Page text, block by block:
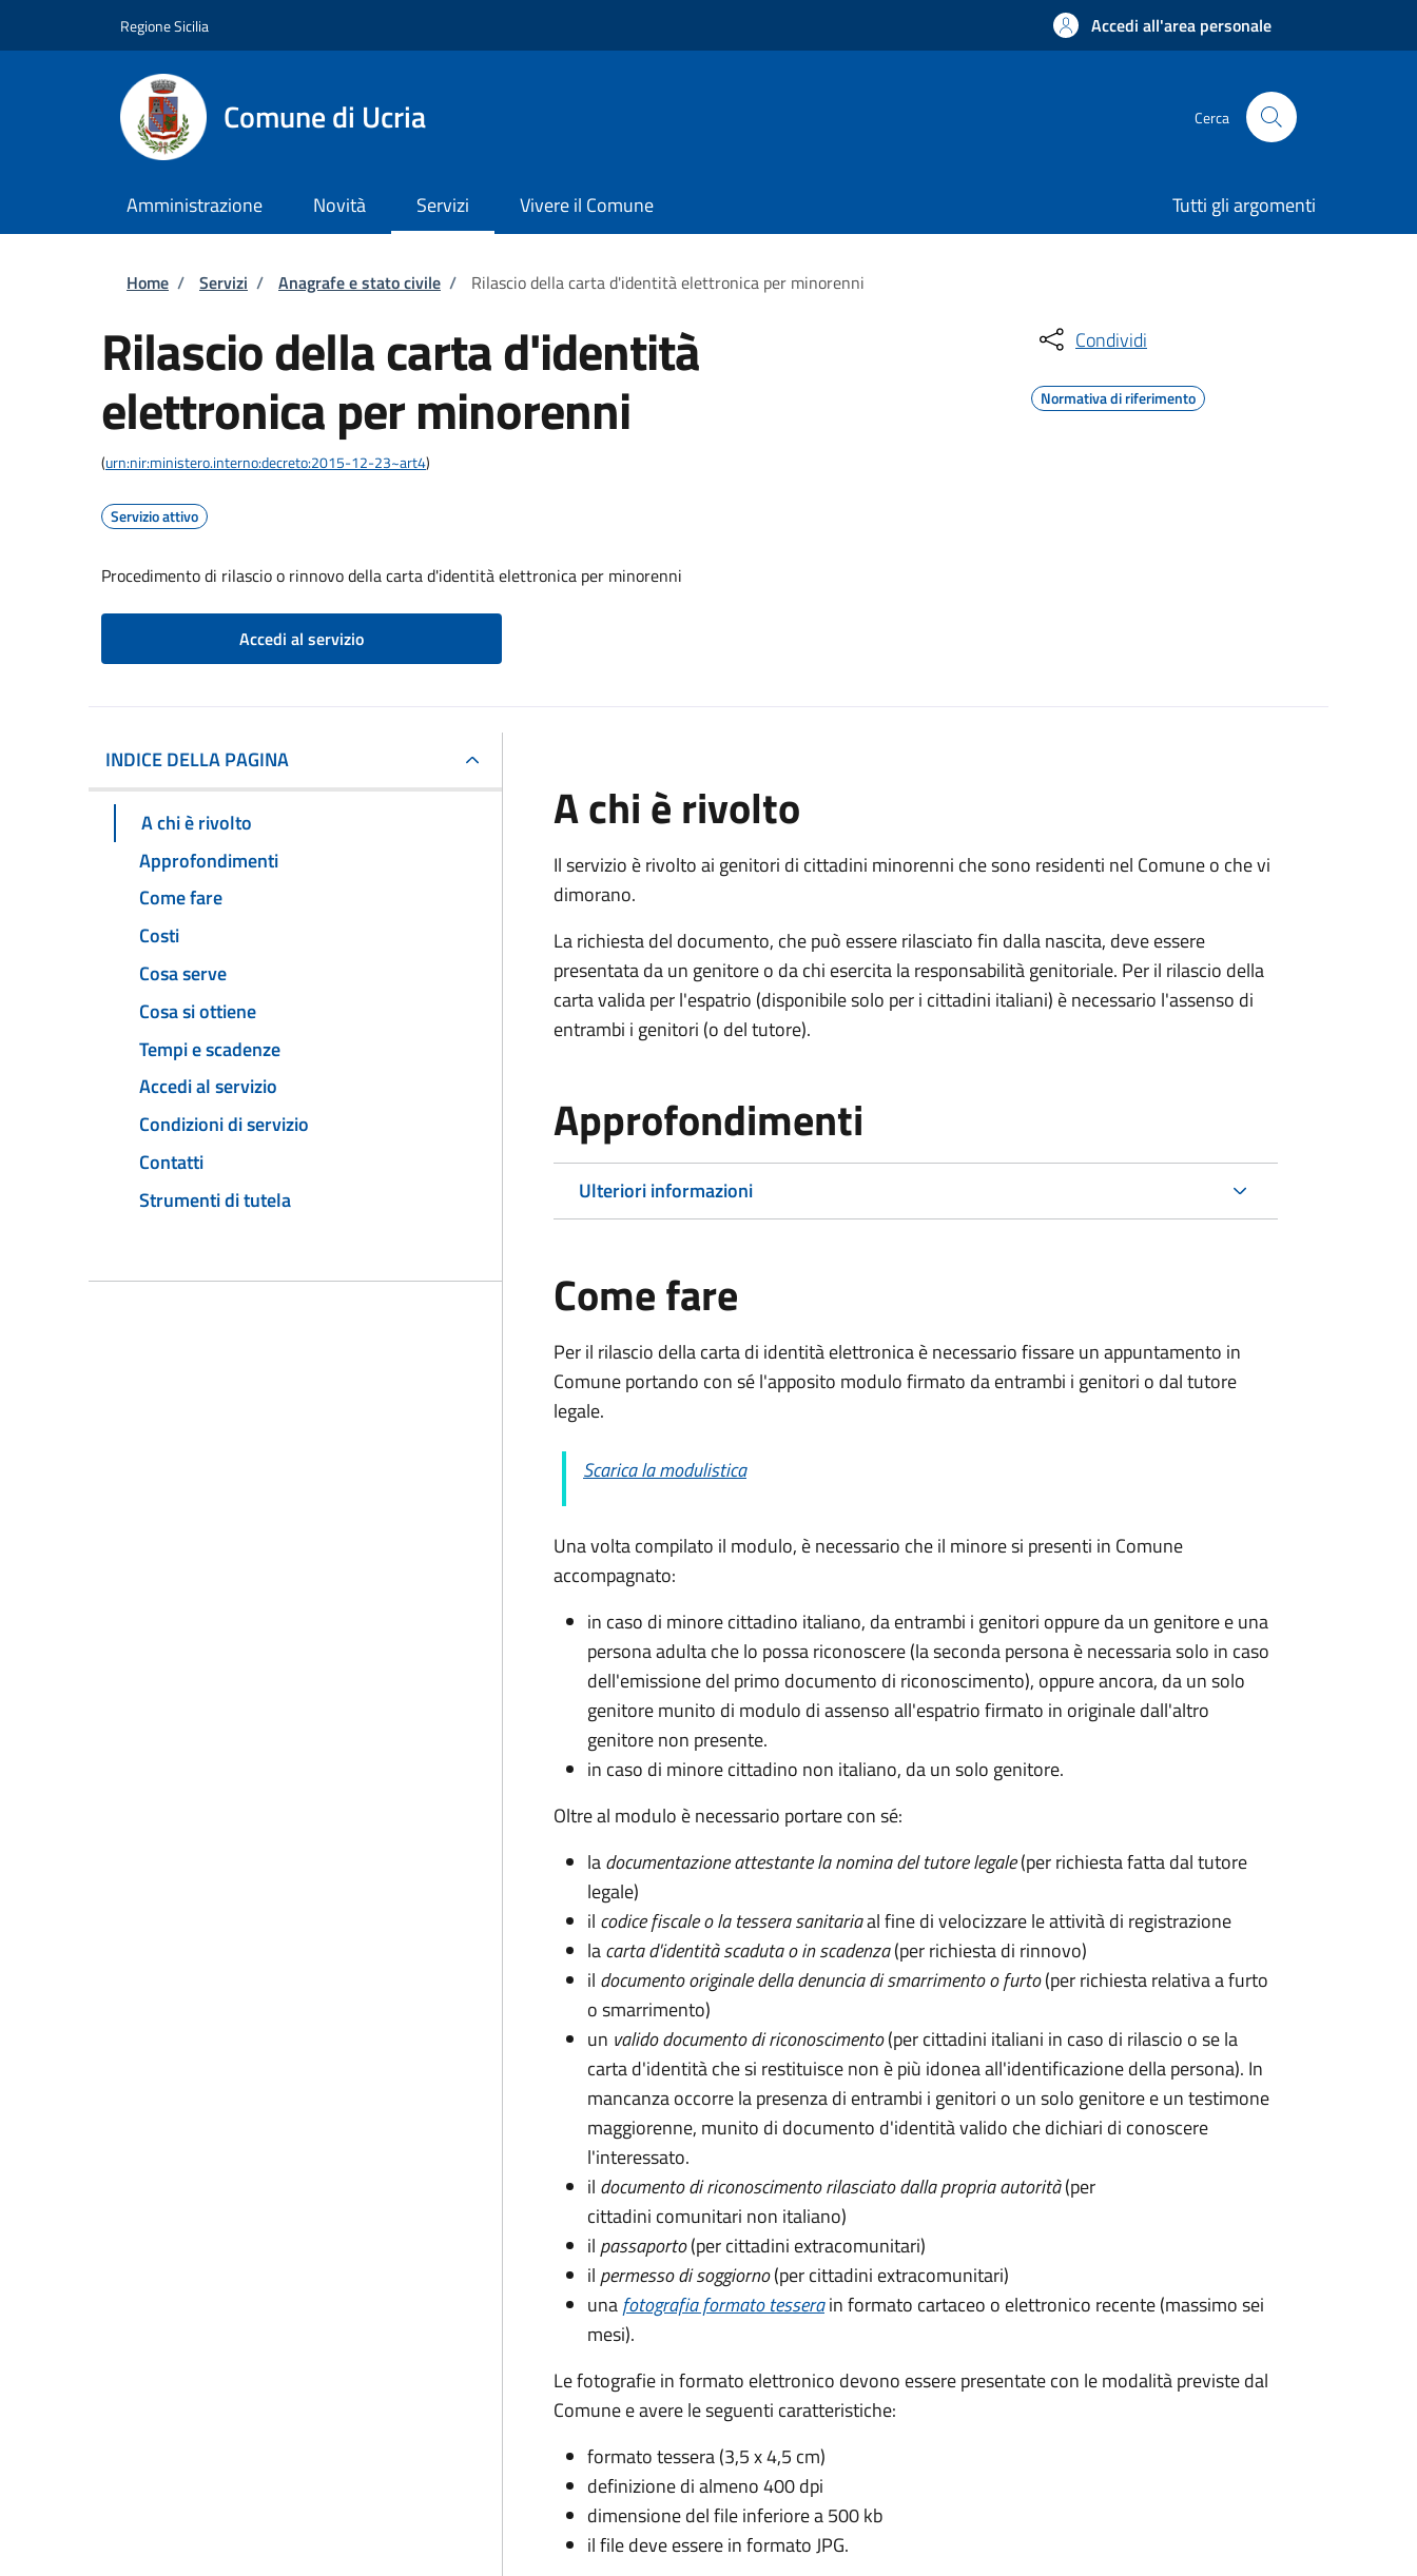
Regione Sicilia Accedi all'area personale
Comune di Ucria Cerca
Amministrazione Novità Servizi Vivere il Comune Tutti gli argomenti
Briciole di pane
Home / Servizi / Anagrafe e stato civile / Rilascio della carta d'identità elettronica per minorenni
Rilascio della carta d'identità
elettronica per minorenni
(urn:nir:ministero.interno:decreto:2015-12-23~art4)
Servizio attivo
Procedimento di rilascio o rinnovo della carta d'identità elettronica per minorenni
Accedi al servizio
Condividi
Normativa di riferimento
INDICE DELLA PAGINA
A chi è rivolto
Approfondimenti
Come fare
Costi
Cosa serve
Cosa si ottiene
Tempi e scadenze
Accedi al servizio
Condizioni di servizio
Contatti
Strumenti di tutela
A chi è rivolto
Il servizio è rivolto ai genitori di cittadini minorenni che sono residenti nel Comune o che vi
dimorano.
La richiesta del documento, che può essere rilasciato fin dalla nascita, deve essere
presentata da un genitore o da chi esercita la responsabilità genitoriale. Per il rilascio della
carta valida per l'espatrio (disponibile solo per i cittadini italiani) è necessario l'assenso di
entrambi i genitori (o del tutore).
Approfondimenti
Ulteriori informazioni
Come fare
Per il rilascio della carta di identità elettronica è necessario fissare un appuntamento in
Comune portando con sé l'apposito modulo firmato da entrambi i genitori o dal tutore
legale.
Scarica la modulistica
Una volta compilato il modulo, è necessario che il minore si presenti in Comune
accompagnato:
in caso di minore cittadino italiano, da entrambi i genitori oppure da un genitore e una
persona adulta che lo possa riconoscere (la seconda persona è necessaria solo in caso
dell'emissione del primo documento di riconoscimento), oppure ancora, da un solo
genitore munito di modulo di assenso all'espatrio firmato in originale dall'altro
genitore non presente.
in caso di minore cittadino non italiano, da un solo genitore.
Oltre al modulo è necessario portare con sé:
ladocumentazioneattestante la nomina del tutore legale(per richiesta fatta dal tutore
legale)
il codice fiscale o la tessera sanitariaal fine di velocizzare le attività di registrazione
lacarta d'identità scaduta o in scadenza(per richiesta di rinnovo)
il documento originale della denuncia di smarrimento o furto(per richiesta relativa a furto
o smarrimento)
un valido documento di riconoscimento(per cittadini italiani in caso di rilascio o se la
carta d'identità che si restituisce non è più idonea all'identificazione della persona). In
mancanza occorre la presenza di entrambi i genitori o un solo genitore e un testimone
maggiorenne, munito di documento d'identità valido che dichiari di conoscere
l'interessato.
il documento di riconoscimento rilasciato dalla propria autorità(per
cittadini comunitari non italiano)
il passaporto(per cittadini extracomunitari)
il permesso di soggiorno(per cittadini extracomunitari)
unafotografia formato tesserain formato cartaceo o elettronico recente (massimo sei
mesi).
Le fotografie in formato elettronico devono essere presentate con le modalità previste dal
Comune e avere le seguenti caratteristiche:
formato tessera (3,5 x 4,5 cm)
definizione di almeno 400 dpi
dimensione del file inferiore a 500 kb
il file deve essere in formato JPG.